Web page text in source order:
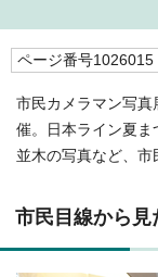
ページ番号1026015
市民カメラマン写真
催。日本ライン夏ま
並木の写真など、市
市民目線から見